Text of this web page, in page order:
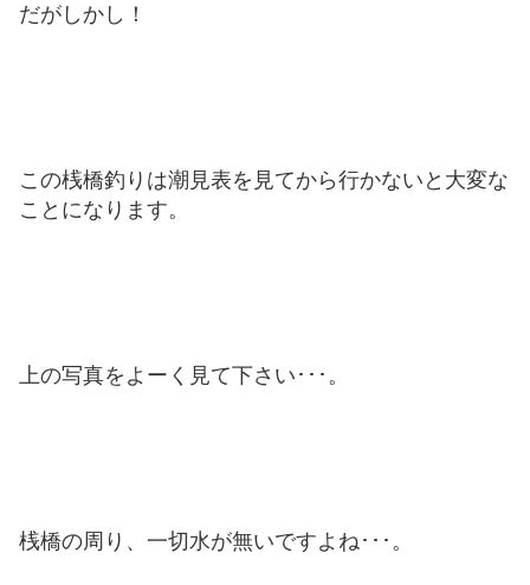
だがしかし！
この桟橋釣りは潮見表を見てから行かないと大変な
ことになります。
上の写真をよーく見て下さい･･･。
桟橋の周り、一切水が無いですよね･･･。